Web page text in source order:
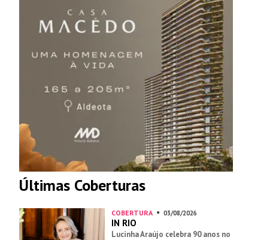
Últimas Coberturas
COBERTURA 03/08/2026
IN RIO
Lucinha Araújo celebra 90 anos no